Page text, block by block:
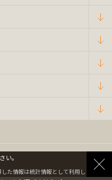
い。
た情報は統計情報として利用します。